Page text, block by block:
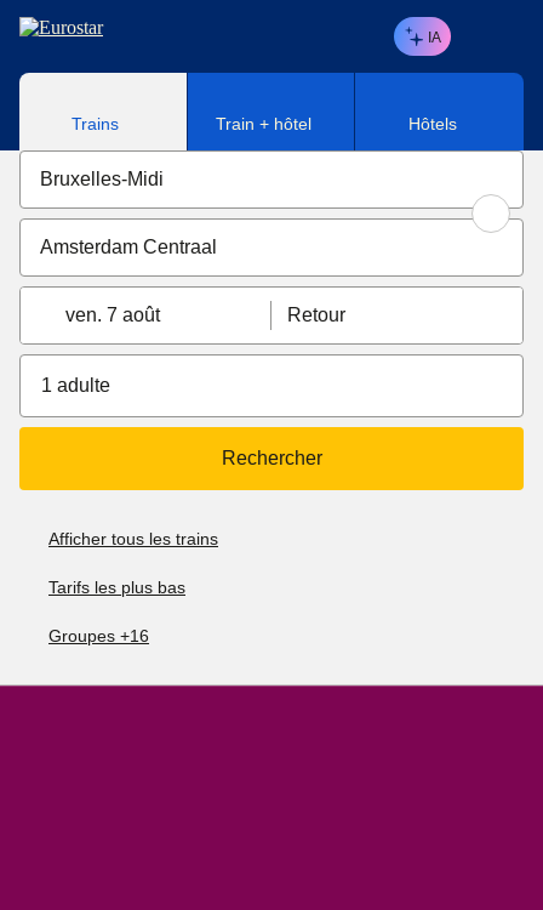
Aller au contenu principal
IA
Trains Train + hôtel Hôtels
ven. 7 août Retour
1 adulte
Rechercher
Afficher tous les trains
Tarifs les plus bas
Groupes +16